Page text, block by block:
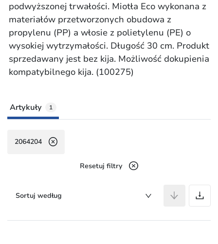
podwyższonej trwałości. Miotła Eco wykonana z
materiałów przetworzonych obudowa z
propylenu (PP) a włosie z polietylenu (PE) o
wysokiej wytrzymałości. Długość 30 cm. Produkt
sprzedawany jest bez kija. Możliwość dokupienia
kompatybilnego kija. (100275)
Artykuły 1
2064204
Resetuj filtry
Sortuj według